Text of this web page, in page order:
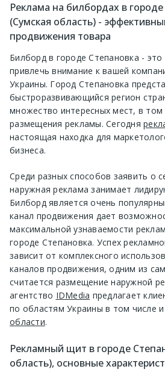
Реклама на билбордах в
(Сумская область) -
продвижения товара
Билборд в городе Степановка -
привлечь внимание к вашей
Украины. Город Степановка
быстроразвивающийся регион
множество интересных мест, в том
размещения рекламы. Сегодня
настоящая находка для
бизнеса.
Среди разных способов заявить о
наружная реклама занимает
Билборд является очень
канал продвижения дает
максимальной узнаваемости
городе Степановка. Успех
зависит от комплексного
каналов продвижения, одним из
считается размещение наружной
агентство IDMedia предлагает
по областям Украины в том числе и
области.
Рекламный щит в городе
область), основные